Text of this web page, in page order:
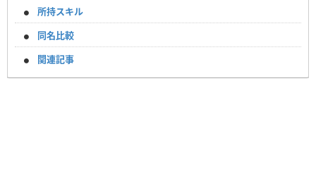
所持スキル
同名比較
関連記事